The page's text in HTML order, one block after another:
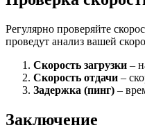
Регулярно проверяйте
проведут анализ вашей
Скорость загрузки –
Скорость отдачи –
Задержка (пинг) –
Заключение